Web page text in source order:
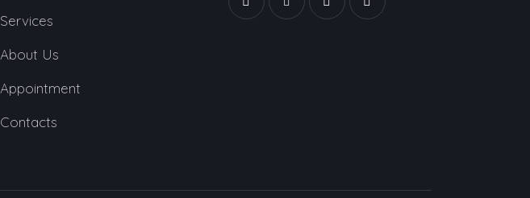
Services
About Us
Appointment
Contacts